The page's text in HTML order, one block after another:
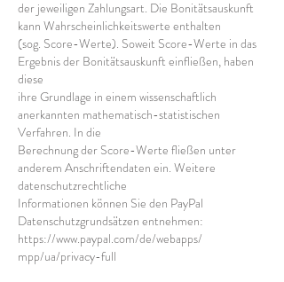
der jeweiligen Zahlungsart. Die Bonitätsauskunft
kann Wahrscheinlichkeitswerte enthalten
(sog. Score-Werte). Soweit Score-Werte in das
Ergebnis der Bonitätsauskunft einfließen, haben
diese
ihre Grundlage in einem wissenschaftlich
anerkannten mathematisch-statistischen
Verfahren. In die
Berechnung der Score-Werte fließen unter
anderem Anschriftendaten ein. Weitere
datenschutzrechtliche
Informationen können Sie den PayPal
Datenschutzgrundsätzen entnehmen:
https://www.paypal.com/de/webapps/
mpp/ua/privacy-full